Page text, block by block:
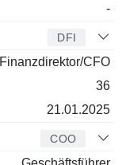
-
DFI
Finanzdirektor/CFO
36
21.01.2025
COO